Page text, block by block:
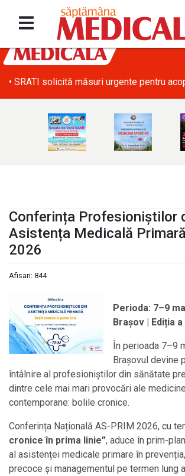
• SRATI solicită măsuri urgente pentru
Conferința Profesioniștilor
Asistența Medicală
2026
Afisari: 844
Perioda: 7–9
Brașov | Ediția a
În perioada 7–9
Brașovul devine
întâlnire al profesioniștilor din sănătate
dintre cele mai mari provocări ale
contemporane: bolile cronice.
Conferința Națională AS-PRIM 2026, cu
cronice în prima linie”, aduce în prim-
al asistenței medicale primare în
precoce și managementul pe termen lung